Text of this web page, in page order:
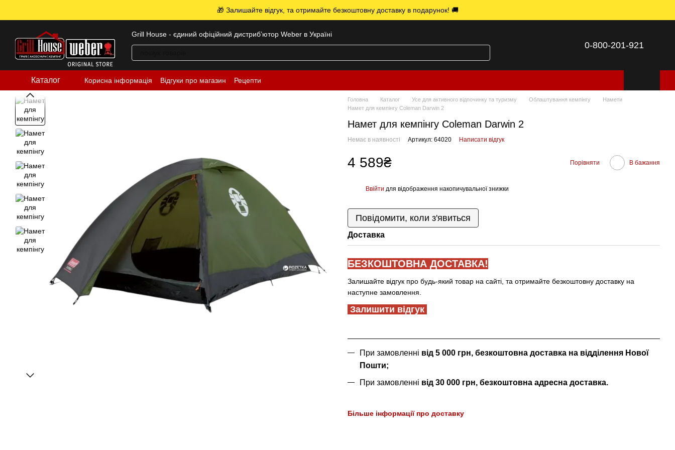
🎁 Залишайте відгук, та отримайте безкоштовну доставку в подарунок! 🚚
Grill House - єдиний офіційний дистрибʼютор Weber в Україні
0-800-201-921
Каталог Корисна інформація Відгуки про магазин Рецепти
Головна Каталог Усе для активного відпочинку та туризму Облаштування кемпінгу
Намети
Намет для кемпінгу Coleman Darwin 2
Намет для кемпінгу Coleman Darwin 2
Немає в наявності Артикул: 64020 Написати відгук
4 589₴ Порівняти В бажання
Ввійти для відображення накопичувальної знижки
Повідомити, коли з'явиться
Доставка
БЕЗКОШТОВНА ДОСТАВКА!
Залишайте відгук про будь-який товар на сайті, та отримайте безкоштовну доставку на
наступне замовлення.
Залишити відгук
При замовленні від 5 000 грн, безкоштовна доставка на відділення Нової
Пошти;
При замовленні від 30 000 грн, безкоштовна адресна доставка.
Більше інформації про доставку